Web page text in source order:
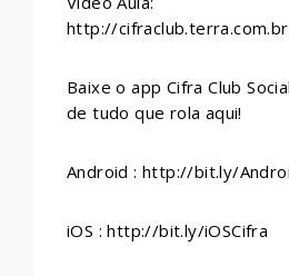
http://
Baixe o app Cifra Club
de tudo que rola aqui!
Android : http://bit.ly/
iOS : http://bit.ly/iOSCifra